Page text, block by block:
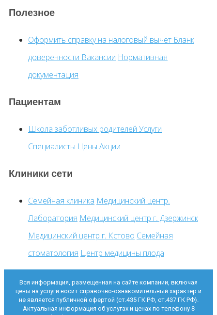
Полезное
Оформить справку на налоговый вычет Бланк
доверенности Вакансии Нормативная
документация
Пациентам
Школа заботливых родителей Услуги
Специалисты Цены Акции
Клиники сети
Семейная клиника Медицинский центр.
Лаборатория Медицинский центр г. Дзержинск
Медицинский центр г. Кстово Семейная
стоматология Центр медицины плода
Вся информация, размещенная на сайте компании, включая
цены на услуги носит справочно-ознакомительный характер и
не является публичной офертой (ст.435 ГК РФ, ст.437 ГК РФ).
Актуальная информация об услугах и ценах по телефону 8